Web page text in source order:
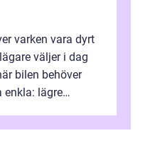
varken vara dyrt
väljer i dag
bilen behöver
enkla: lägre